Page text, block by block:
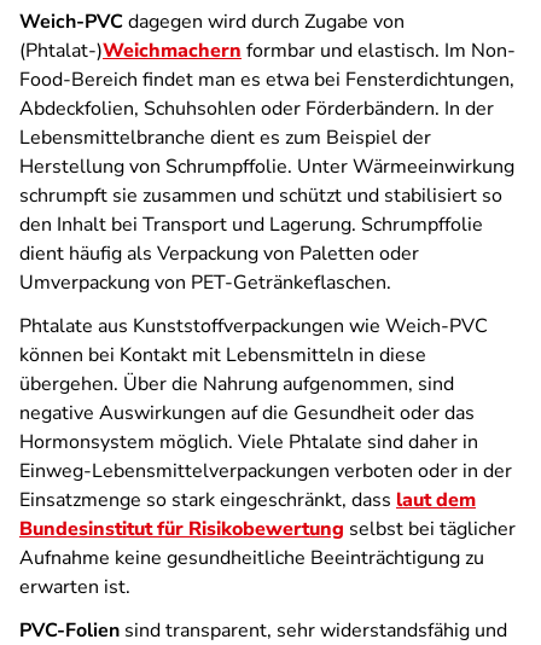
Weich-PVCdagegen wird durch Zugabe von
(Phtalat-)Weichmachern formbar und elastisch. Im Non-
Food-Bereich findet man es etwa bei Fensterdichtungen,
Abdeckfolien, Schuhsohlen oder Förderbändern. In der
Lebensmittelbranche dient es zum Beispiel der
Herstellung von Schrumpffolie. Unter Wärmeeinwirkung
schrumpft sie zusammen und schützt und stabilisiert so
den Inhalt bei Transport und Lagerung. Schrumpffolie
dient häufig als Verpackung von Paletten oder
Umverpackung von PET-Getränkeflaschen.
Phtalate aus Kunststoffverpackungen wie Weich-PVC
können bei Kontakt mit Lebensmitteln in diese
übergehen. Über die Nahrung aufgenommen, sind
negative Auswirkungen auf die Gesundheit oder das
Hormonsystem möglich. Viele Phtalate sind daher in
Einweg-Lebensmittelverpackungen verboten oder in der
Einsatzmenge so stark eingeschränkt, dass laut dem
Bundesinstitut für Risikobewertung selbst bei täglicher
Aufnahme keine gesundheitliche Beeinträchtigung zu
erwarten ist.
PVC-Folien sind transparent, sehr widerstandsfähig und